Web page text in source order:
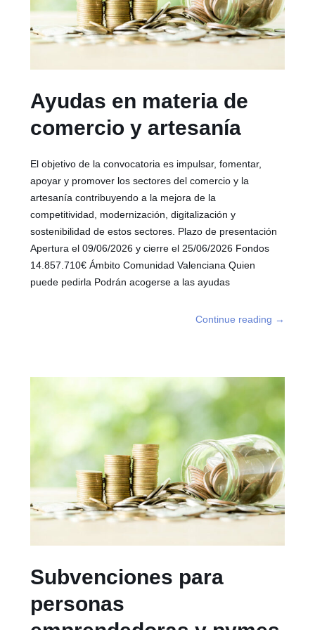
Ayudas en materia de
comercio y artesanía
El objetivo de la convocatoria es impulsar, fomentar,
apoyar y promover los sectores del comercio y la
artesanía contribuyendo a la mejora de la
competitividad, modernización, digitalización y
sostenibilidad de estos sectores. Plazo de presentación
Apertura el 09/06/2026 y cierre el 25/06/2026 Fondos
14.857.710€ Ámbito Comunidad Valenciana Quien
puede pedirla Podrán acogerse a las ayudas
Continue reading →
Subvenciones para
personas